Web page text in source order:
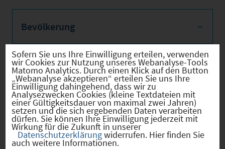
Bevölkerung
Sozialvers. Beschäftigte
Verkehrsinfrastruktur
Sofern Sie uns Ihre Einwilligung erteilen, verwenden
wir Cookies zur Nutzung unseres Webanalyse-Tools
Matomo Analytics. Durch einen Klick auf den Button
„Webanalyse akzeptieren“ erteilen Sie uns Ihre
Einwilligung dahingehend, dass wir zu
Analysezwecken Cookies (kleine Textdateien mit
einer Gültigkeitsdauer von maximal zwei Jahren)
setzen und die sich ergebenden Daten verarbeiten
dürfen. Sie können Ihre Einwilligung jederzeit mit
Wirkung für die Zukunft in unserer
Datenschutzerklärungwiderrufen. Hier finden Sie
auch weitere Informationen.